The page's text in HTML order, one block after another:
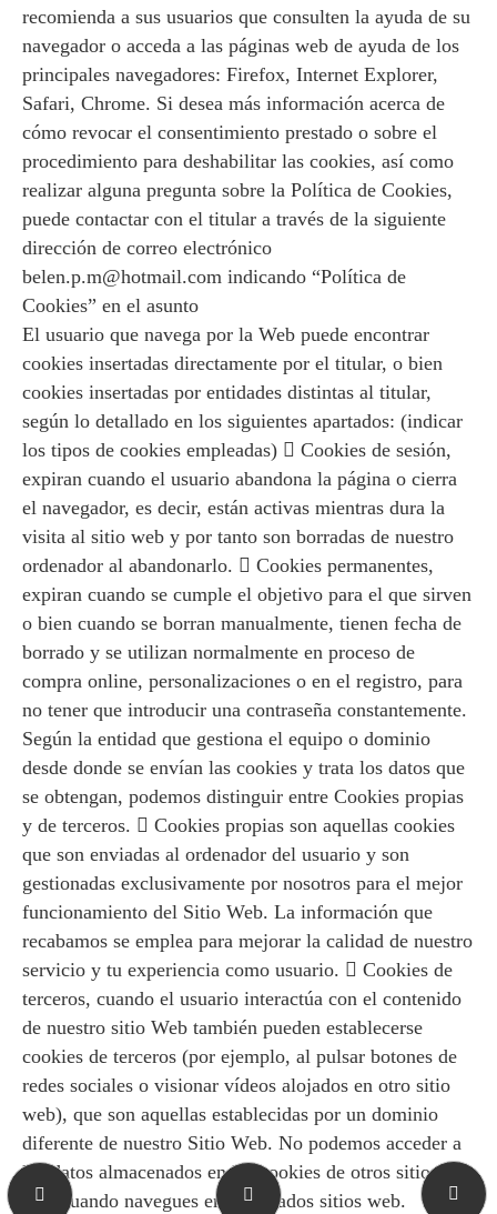
recomienda a sus usuarios que consulten la ayuda de su
navegador o acceda a las páginas web de ayuda de los
principales navegadores: Firefox, Internet Explorer,
Safari, Chrome. Si desea más información acerca de
cómo revocar el consentimiento prestado o sobre el
procedimiento para deshabilitar las cookies, así como
realizar alguna pregunta sobre la Política de Cookies,
puede contactar con el titular a través de la siguiente
dirección de correo electrónico
belen.p.m@hotmail.com indicando “Política de
Cookies” en el asunto
El usuario que navega por la Web puede encontrar
cookies insertadas directamente por el titular, o bien
cookies insertadas por entidades distintas al titular,
según lo detallado en los siguientes apartados: (indicar
los tipos de cookies empleadas)  Cookies de sesión,
expiran cuando el usuario abandona la página o cierra
el navegador, es decir, están activas mientras dura la
visita al sitio web y por tanto son borradas de nuestro
ordenador al abandonarlo.  Cookies permanentes,
expiran cuando se cumple el objetivo para el que sirven
o bien cuando se borran manualmente, tienen fecha de
borrado y se utilizan normalmente en proceso de
compra online, personalizaciones o en el registro, para
no tener que introducir una contraseña constantemente.
Según la entidad que gestiona el equipo o dominio
desde donde se envían las cookies y trata los datos que
se obtengan, podemos distinguir entre Cookies propias
y de terceros.  Cookies propias son aquellas cookies
que son enviadas al ordenador del usuario y son
gestionadas exclusivamente por nosotros para el mejor
funcionamiento del Sitio Web. La información que
recabamos se emplea para mejorar la calidad de nuestro
servicio y tu experiencia como usuario.  Cookies de
terceros, cuando el usuario interactúa con el contenido
de nuestro sitio Web también pueden establecerse
cookies de terceros (por ejemplo, al pulsar botones de
redes sociales o visionar vídeos alojados en otro sitio
web), que son aquellas establecidas por un dominio
diferente de nuestro Sitio Web. No podemos acceder a
los datos almacenados en las cookies de otros sitios
web cuando navegues en los citados sitios web.